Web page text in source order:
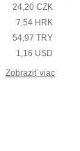
24,20 CZK
7,54 HRK
54,97 TRY
1,16 USD
Zobraziť viac